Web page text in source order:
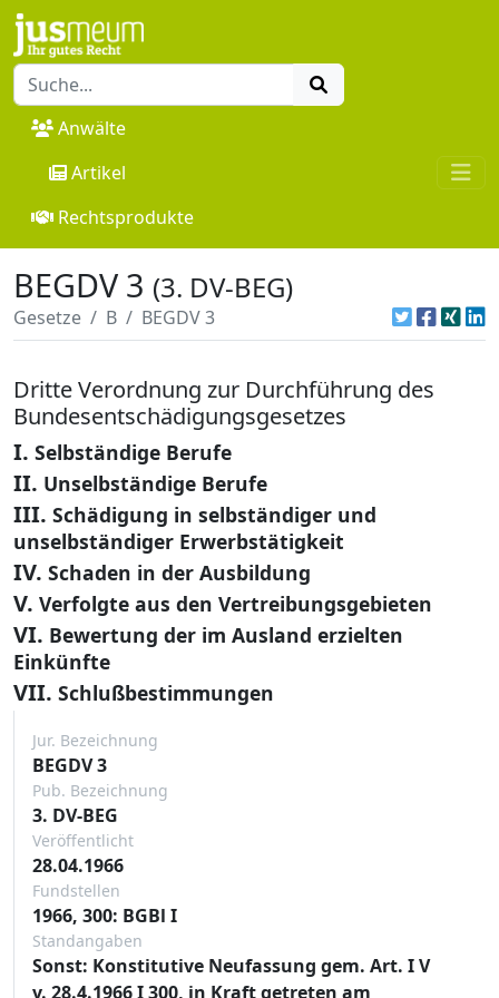
Anwälte
Artikel
Rechtsprodukte
BEGDV 3 (3. DV-BEG)
Gesetze B BEGDV 3
Dritte Verordnung zur Durchführung des
Bundesentschädigungsgesetzes
I. Selbständige Berufe
II. Unselbständige Berufe
III. Schädigung in selbständiger und
unselbständiger Erwerbstätigkeit
IV. Schaden in der Ausbildung
V. Verfolgte aus den Vertreibungsgebieten
VI. Bewertung der im Ausland erzielten
Einkünfte
VII. Schlußbestimmungen
Jur. Bezeichnung
BEGDV 3
Pub. Bezeichnung
3. DV-BEG
Veröffentlicht
28.04.1966
Fundstellen
1966, 300: BGBl I
Standangaben
Sonst: Konstitutive Neufassung gem. Art. I V
v. 28.4.1966 I 300, in Kraft getreten am